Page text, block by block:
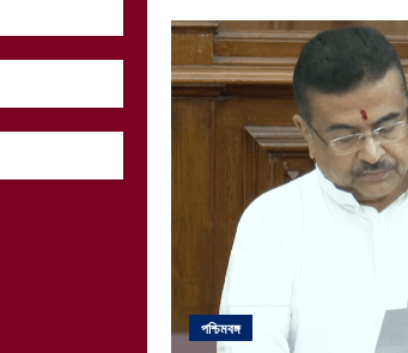
পশ্চিমবঙ্গ